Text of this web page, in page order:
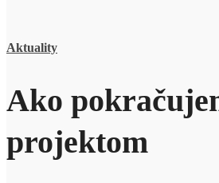
Aktuality
Ako
projektom